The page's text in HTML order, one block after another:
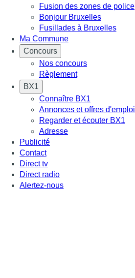
Fusion des zones de police
Bonjour Bruxelles
Fusillades à Bruxelles
Ma Commune
Concours
Nos concours
Règlement
BX1
Connaître BX1
Annonces et offres d'emploi
Regarder et écouter BX1
Adresse
Publicité
Contact
Direct tv
Direct radio
Alertez-nous